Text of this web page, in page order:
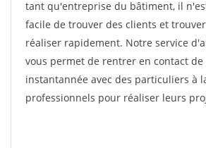
tant qu'entreprise du bâtiment, il
facile de trouver des clients et
réaliser rapidement. Notre service
vous permet de rentrer en contact de
instantannée avec des particuliers à
professionnels pour réaliser leurs